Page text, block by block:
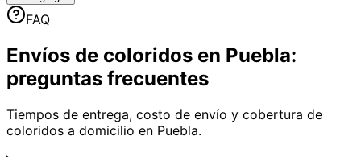
FAQ
Envíos de coloridos en Puebla:
preguntas frecuentes
Tiempos de entrega, costo de envío y cobertura de
coloridos a domicilio en Puebla.